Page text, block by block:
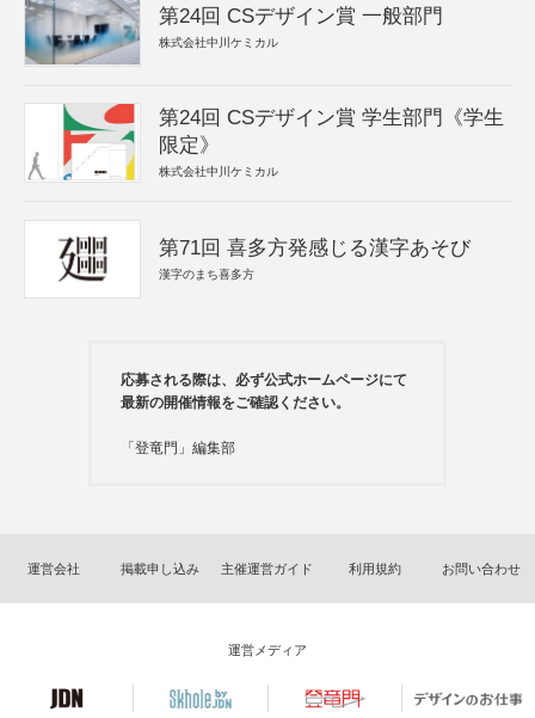
第24回 CSデザイン賞 一般部門
株式会社中川ケミカル
第24回 CSデザイン賞 学生部門《学生
限定》
株式会社中川ケミカル
第71回 喜多方発感じる漢字あそび
漢字のまち喜多方
応募される際は、必ず公式ホームページにて
最新の開催情報をご確認ください。
「登竜門」編集部
運営会社 掲載申し込み 主催運営ガイド 利用規約 お問い合わせ
運営メディア